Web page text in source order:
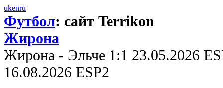
ukenru
Футбол: сайт Terrikon
Жирона
Жирона - Эльче 1:1 23.05.2026
16.08.2026 ESP2